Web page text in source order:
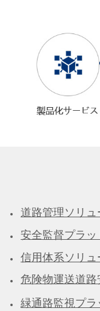
緑通路監視プ
危険物運送道
信用体系ソリュ
安全監督プラッ
道路管理ソリュ